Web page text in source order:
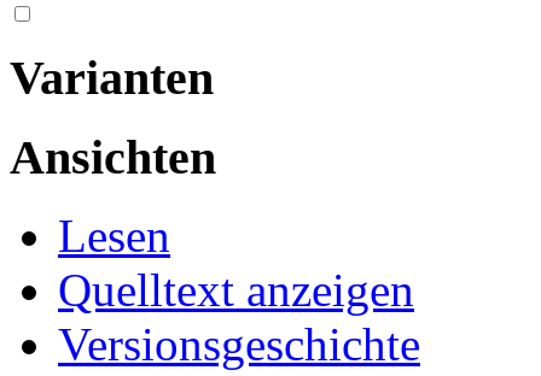
Varianten
Ansichten
Lesen
Quelltext anzeigen
Versionsgeschichte